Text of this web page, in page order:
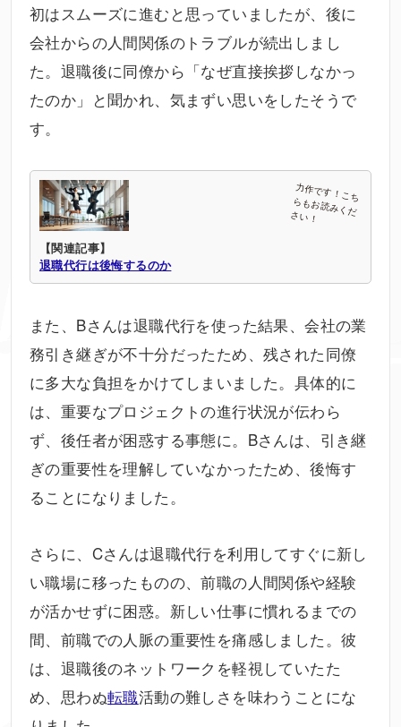
初はスムーズに進むと思っていましたが、後に
会社からの人間関係のトラブルが続出しまし
た。退職後に同僚から「なぜ直接挨拶しなかっ
たのか」と聞かれ、気まずい思いをしたそうで
す。
【関連記事】
退職代行は後悔するのか
また、Bさんは退職代行を使った結果、会社の業
務引き継ぎが不十分だったため、残された同僚
に多大な負担をかけてしまいました。具体的に
は、重要なプロジェクトの進行状況が伝わら
ず、後任者が困惑する事態に。Bさんは、引き継
ぎの重要性を理解していなかったため、後悔す
ることになりました。
さらに、Cさんは退職代行を利用してすぐに新し
い職場に移ったものの、前職の人間関係や経験
が活かせずに困惑。新しい仕事に慣れるまでの
間、前職での人脈の重要性を痛感しました。彼
は、退職後のネットワークを軽視していたた
め、思わぬ転職活動の難しさを味わうことにな